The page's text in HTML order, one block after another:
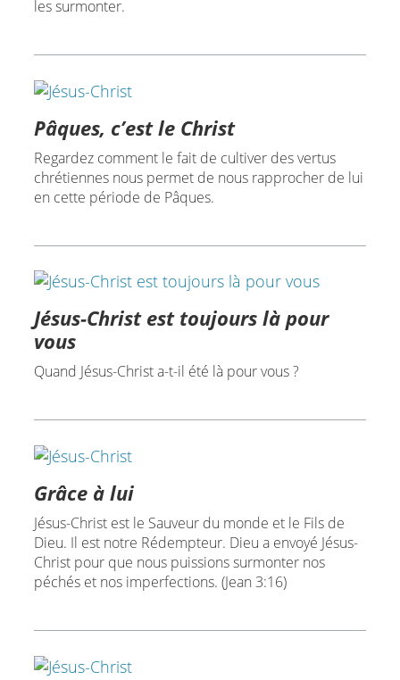
les surmonter.
Pâques, c’est le Christ
Regardez comment le fait de cultiver des vertus
chrétiennes nous permet de nous rapprocher de lui
en cette période de Pâques.
Jésus-Christ est toujours là pour
vous
Quand Jésus-Christ a-t-il été là pour vous ?
Grâce à lui
Jésus-Christ est le Sauveur du monde et le Fils de
Dieu. Il est notre Rédempteur. Dieu a envoyé Jésus-
Christ pour que nous puissions surmonter nos
péchés et nos imperfections. (Jean 3:16)